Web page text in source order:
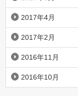
2017年4月
2017年2月
2016年11月
2016年10月